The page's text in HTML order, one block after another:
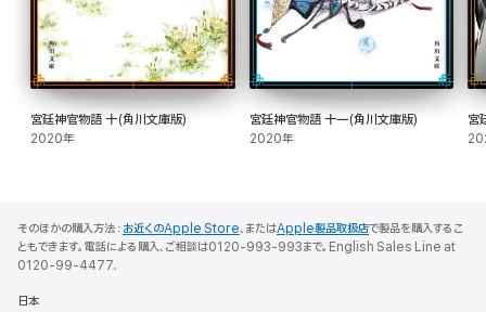
宮廷神官物語 十(角川文庫版)
2020年
宮廷神官物語 十一(角川文庫版)
2020年
宮
そのほかの購入方法： お近くのApple Store、またはApple製品取扱店で製品を購入するこ
ともできます。電話による購入、ご相談は0120-993-993まで。English Sales Line at
0120-99-4477.
日本